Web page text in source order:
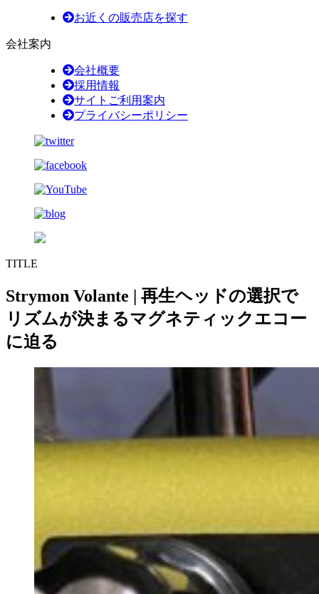
お近くの販売店を探す
会社案内
会社概要
採用情報
サイトご利用案内
プライバシーポリシー
TITLE
Strymon Volante | 再生ヘッドの選択で
リズムが決まるマグネティックエコー
に迫る